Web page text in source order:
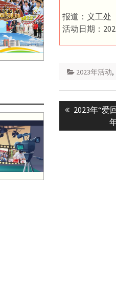
报道：义工处
活动日期：
2023年活动,
Post
navigation
Previous
2023年“爱